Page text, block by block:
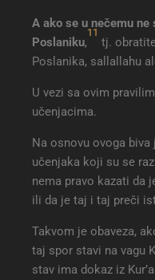
A ako se u nečemu
Poslaniku,
11
tj.
Poslanika, sallallahu
U vezi sa ovim
učenjacima.
Na osnovu ovoga
učenjaka koji su se
nema pravo kazati da
ili da je taj i taj preči
Takvom je obaveza,
taj spor stavi na vagu
stav ima dokaz iz